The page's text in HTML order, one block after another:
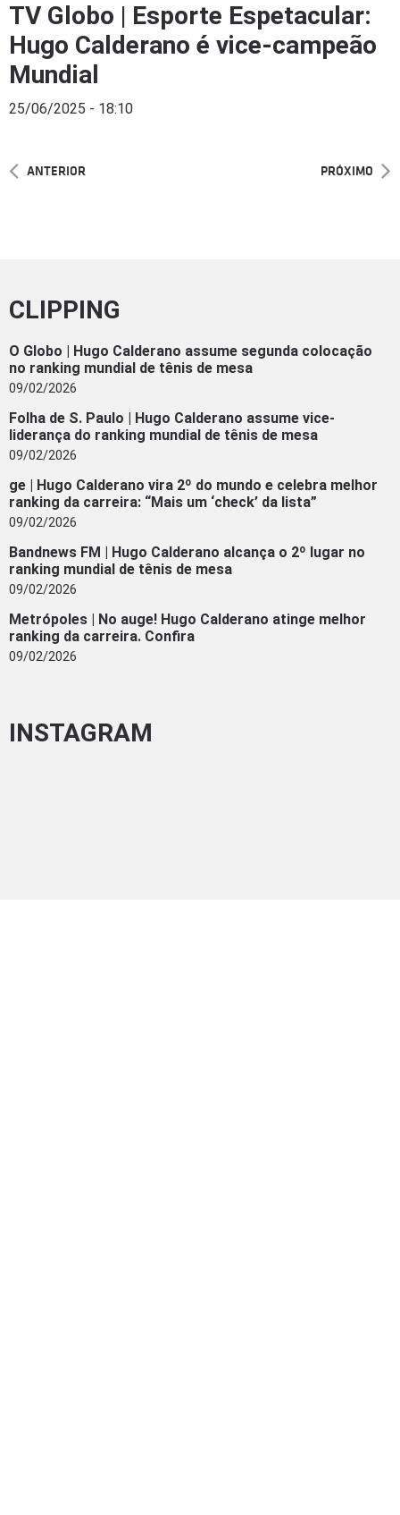
TV Globo | Esporte Espetacular:
Hugo Calderano é vice-campeão
Mundial
25/06/2025 - 18:10
ANTERIOR PRÓXIMO
CLIPPING
O Globo | Hugo Calderano assume segunda colocação
no ranking mundial de tênis de mesa
09/02/2026
Folha de S. Paulo | Hugo Calderano assume vice-
liderança do ranking mundial de tênis de mesa
09/02/2026
ge | Hugo Calderano vira 2º do mundo e celebra melhor
ranking da carreira: “Mais um ‘check’ da lista”
09/02/2026
Bandnews FM | Hugo Calderano alcança o 2º lugar no
ranking mundial de tênis de mesa
09/02/2026
Metrópoles | No auge! Hugo Calderano atinge melhor
ranking da carreira. Confira
09/02/2026
INSTAGRAM